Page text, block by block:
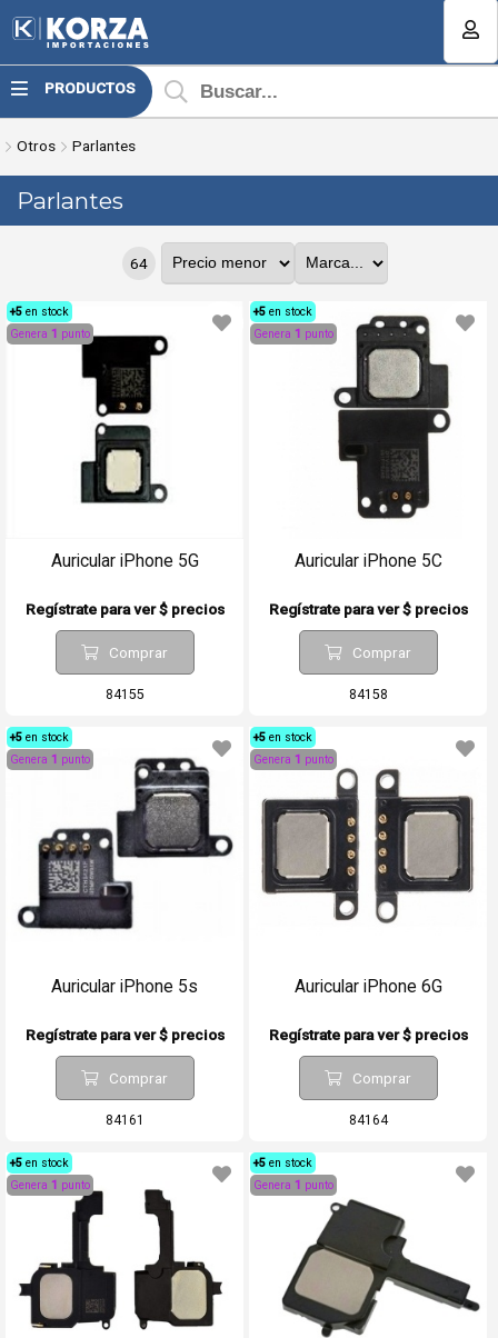
PRODUCTOS ¿Tienes cupón de descuento?
Otros Parlantes
Parlantes
64
+5 en stock
Genera 1 punto
Auricular iPhone 5G
Regístrate para ver $ precios
Comprar
84155
+5 en stock
Genera 1 punto
Auricular iPhone 5C
Regístrate para ver $ precios
Comprar
84158
+5 en stock
Genera 1 punto
Auricular iPhone 5s
Regístrate para ver $ precios
Comprar
84161
+5 en stock
Genera 1 punto
Auricular iPhone 6G
Regístrate para ver $ precios
Comprar
84164
+5 en stock
Genera 1 punto
+5 en stock
Genera 1 punto